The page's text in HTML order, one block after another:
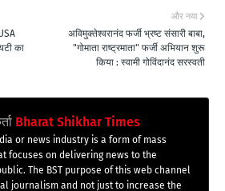
और नया
अविमुक्तेश्वरानंद फर्जी भ्रष्ट संसारी बाबा,
"गोमाता राष्ट्रमाता" फर्जी अभियान शुरू
किया : स्वामी गोविंदानंद सरस्वती
का
Bharat Shikhar Times
or news industry is a form of mass
focuses on delivering news to the
The BST purpose of this web channel
journalism and not just to increase the